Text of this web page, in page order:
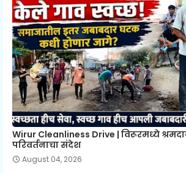
Wirur Cleanliness Drive | विरूरमध्ये
परिवर्तनाचा संदेश
August 04, 2026